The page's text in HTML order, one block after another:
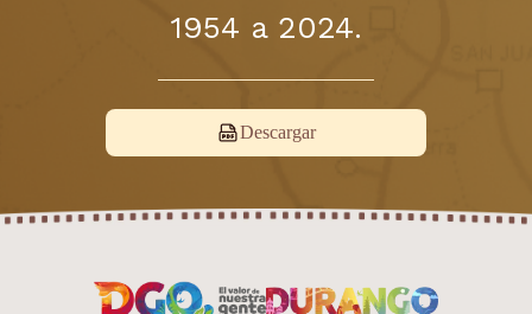
1954 a 2024.
Descargar